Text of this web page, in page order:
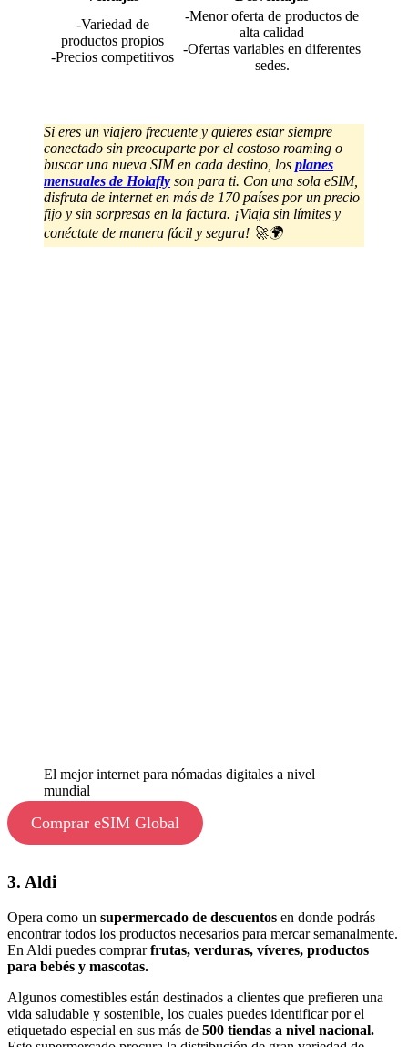
-Variedad de
productos propios
-Precios competitivos
-Menor oferta de productos de
alta calidad
-Ofertas variables en diferentes
sedes.
Si eres un viajero frecuente y quieres estar siempre
conectado sin preocuparte por el costoso roaming o
buscar una nueva SIM en cada destino, los planes
mensuales de Holafly son para ti. Con una sola eSIM,
disfruta de internet en más de 170 países por un precio
fijo y sin sorpresas en la factura. ¡Viaja sin límites y
conéctate de manera fácil y segura! 🚀🌍
El mejor internet para nómadas digitales a nivel
mundial
Comprar eSIM Global
3. Aldi
Opera como un supermercado de descuentos en donde podrás
encontrar todos los productos necesarios para mercar semanalmente.
En Aldi puedes comprarfrutas, verduras, víveres, productos
para bebés y mascotas.
Algunos comestibles están destinados a clientes que prefieren una
vida saludable y sostenible, los cuales puedes identificar por el
etiquetado especial en sus más de 500 tiendas a nivel nacional.